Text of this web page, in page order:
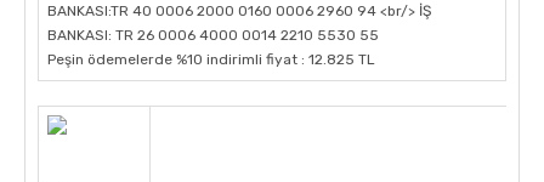
BANKASI:TR 40 0006 2000 0160 0006 2960 94 <br/> İŞ
BANKASI: TR 26 0006 4000 0014 2210 5530 55
Peşin ödemelerde %10 indirimli fiyat : 12.825 TL